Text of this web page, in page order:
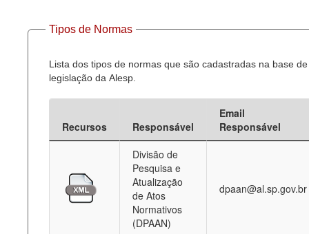
Tipos de Normas
Lista dos tipos de normas que são cadastradas na base de
legislação da Alesp.
Recursos Responsável
Email
Responsável
Divisão de
Pesquisa e
Atualização
de Atos
Normativos
(DPAAN)
dpaan@al.sp.gov.br